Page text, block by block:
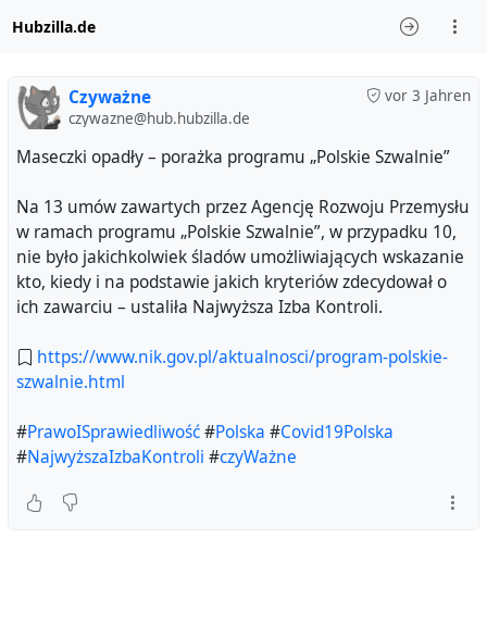
Hubzilla.de
vor 3 Jahren
Czyważne
czywazne@hub.hubzilla.de
Maseczki opadły – porażka programu „Polskie Szwalnie”
Na 13 umów zawartych przez Agencję Rozwoju Przemysłu
w ramach programu „Polskie Szwalnie”, w przypadku 10,
nie było jakichkolwiek śladów umożliwiających wskazanie
kto, kiedy i na podstawie jakich kryteriów zdecydował o
ich zawarciu – ustaliła Najwyższa Izba Kontroli.
https://www.nik.gov.pl/aktualnosci/program-polskie-
szwalnie.html
#PrawoISprawiedliwość#Polska #Covid19Polska
#NajwyższaIzbaKontroli #czyWażne